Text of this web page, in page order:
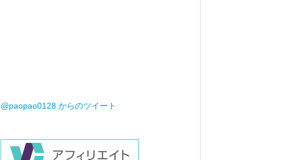
@paopao0128 からのツイート